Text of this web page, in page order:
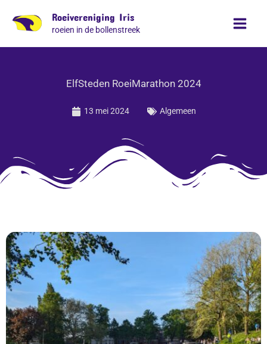
naar
Roeivereniging Iris
roeien in de bollenstreek
ElfSteden RoeiMarathon 2024
13 mei 2024 Algemeen